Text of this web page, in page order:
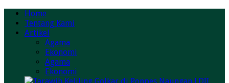
Home
Tentang Kami
Artikel
Agama
Ekonomi
Agama
Ekonomi